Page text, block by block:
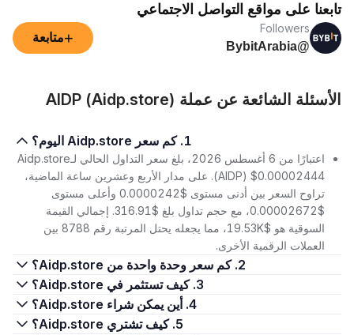
تابعنا على مواقع التواصل الاجتماعي
Followers
@BybitArabia
+متابعة
الأسئلة الشائعة عن عملة AIDP (Aidp.store)
1. كم سعر Aidp.store اليوم؟
اعتبارًا من 6 أغسطس 2026، بلغ سعر التداول الحالي لـAidp.store
(AIDP) $0.00002444. على مدار الأربع وعشرين ساعة الماضية،
تراوح السعر بين أدنى مستوى $0.0000242 وأعلى مستوى
$0.00002672، مع حجم تداول بلغ $316.91. إجمالي القيمة
السوقية هو $19.53K، مما يجعله يحتل المرتبة رقم 8788 بين
العملات الرقمية الأخرى.
2. كم سعر وحدة واحدة من Aidp.store؟
3. كيف تستثمر في Aidp.store؟
4. أين يمكن شراء Aidp.store؟
5. كيف تشتري Aidp.store؟